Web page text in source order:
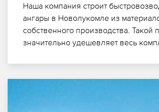
Наша компания строит
ангары в Новолукомле из
собственного производства. Такой
значительно удешевляет весь